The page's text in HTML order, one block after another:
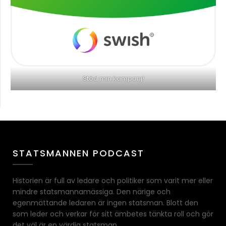
Stöd min kampanj!
STATSMANNEN PODCAST
Historien är full av ledare och politiker som varit mer eller
mindre statsmannamässiga. Den närige och
egenmättande ledaren är ingen statsman. Blott den
som leder och verkar för sitt ämbetes tänkta roll och gör